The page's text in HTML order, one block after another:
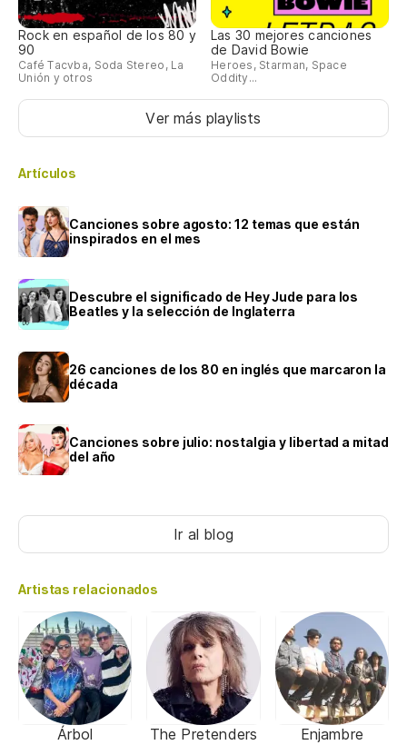
Rock en español de los 80 y
90
Café Tacvba, Soda Stereo, La
Unión y otros
Las 30 mejores canciones
de David Bowie
Heroes, Starman, Space
Oddity...
Ver más playlists
Artículos
Canciones sobre agosto: 12 temas que están
inspirados en el mes
Descubre el significado de Hey Jude para los
Beatles y la selección de Inglaterra
26 canciones de los 80 en inglés que marcaron la
década
Canciones sobre julio: nostalgia y libertad a mitad
del año
Ir al blog
Artistas relacionados
Árbol The Pretenders Enjambre